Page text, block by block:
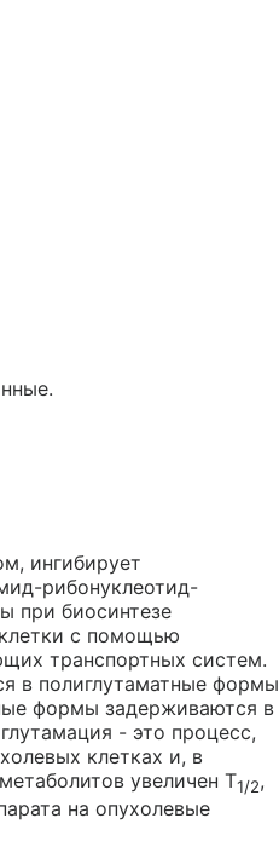
ингибирует
рибонуклеотид-
при биосинтезе
с помощью
транспортных систем.
в полиглутаматные формы
формы задерживаются в
- это процесс,
клетках и, в
увеличен T1/2,
на опухолевые